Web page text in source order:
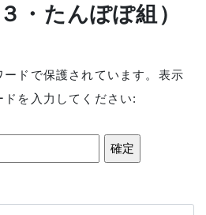
・たんぽぽ組）
ードで保護されています。表示
を入力してください: